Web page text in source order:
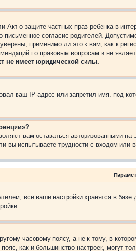
Акт о защите частных прав ребенка в
согласие родителей.
применимо ли это к вам, как к
по правовым вопросам и не
не имеет юридической силы.
ваш IP-адрес или запретил имя, под
вам оставаться авторизованными
вы испытываете трудности с входом
все ваши настройки хранятся в
часовому поясу, а не к тому, в
как и большинство настроек, могут